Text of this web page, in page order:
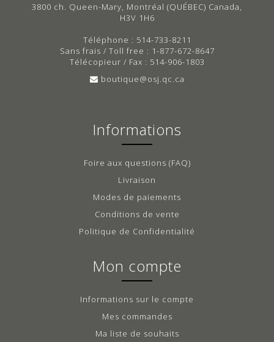
3800 ch. Queen-Mary, Montréal (QUÉBEC) Canada,
H3V 1H6
Téléphone : 514-733-8211
Sans frais / Toll free : 1-877-672-8647
Télécopieur / Fax : 514-906-1803
boutique@osj.qc.ca
Informations
Foire aux questions (FAQ)
Livraison
Modes de paiements
Conditions de vente
Politique de Confidentialité
Mon compte
Informations sur le compte
Mes commandes
Ma liste de souhaits